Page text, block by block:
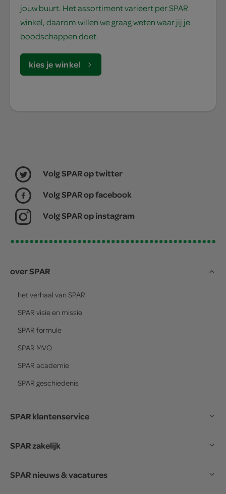
jouw buurt. Het assortiment varieert per SPAR
winkel, daarom willen we graag weten waar jij je
boodschappen doet.
kies je winkel
Volg SPAR op twitter
Volg SPAR op facebook
Volg SPAR op instagram
over SPAR
het verhaal van SPAR
SPAR visie en missie
SPAR formule
SPAR MVO
SPAR academie
SPAR geschiedenis
SPAR klantenservice
SPAR zakelijk
SPAR nieuws & vacatures